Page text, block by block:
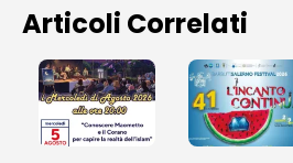
Articoli Correlati